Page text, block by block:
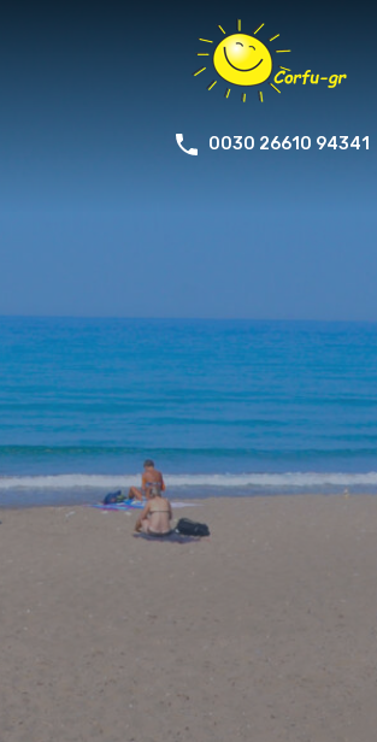
0030 26610 94341